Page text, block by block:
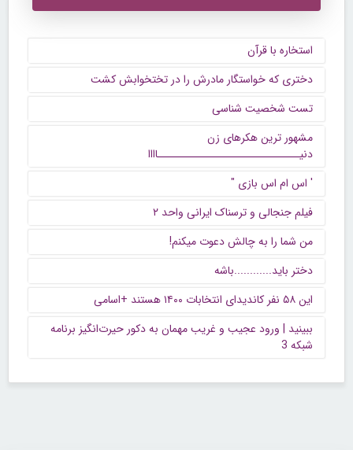
استخاره با قرآن
دختری که خواستگار مادرش را در تختخوابش کشت
تست شخصیت شناسی
مشهور ترین هکرهای زن
دنیــــــــــــــــــــــــــــــاااا
' اس ام اس بازی "
فیلم جنجالی و ترسناک ایرانی واحد ۲
من شما را به چالش دعوت میکنم!
دختر باید............باشه
این ۵۸ نفر کاندیدای انتخابات ۱۴۰۰ هستند +اسامی
ببینید | ورود عجیب و غریب مهمان به دکور حیرت‌انگیز برنامه
شبکه 3